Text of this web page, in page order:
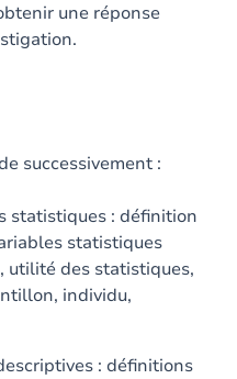
une réponse
successivement :
statistiques : définition
statistiques
utilité des statistiques,
individu,
: définitions